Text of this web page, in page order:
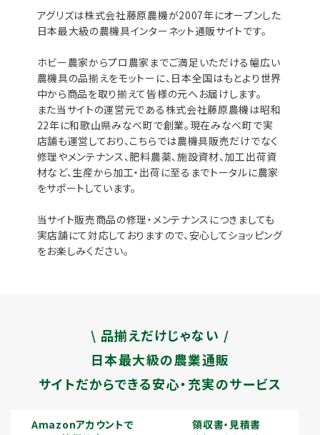
アグリズは株式会社藤原農機が2007年にオープンした
日本最大級の農機具インターネット通販サイトです。
ホビー農家からプロ農家までご満足いただける幅広い
農機具の品揃えをモットーに、日本全国はもとより世界
中から商品を取り揃えて皆様の元へお届けします。
また当サイトの運営元である株式会社藤原農機は昭和
22年に和歌山県みなべ町で創業。現在みなべ町で実
店舗も運営しており、こちらでは農機具販売だけでなく
修理やメンテナンス、肥料農薬、施設資材、加工出荷資
材など、生産から加工・出荷に至るまでトータルに農家
をサポートしています。
当サイト販売商品の修理・メンテナンスにつきましても
実店舗にて対応しておりますので、安心してショッピング
をお楽しみください。
\ 品揃えだけじゃない /
日本最大級の農業通販
サイトだからできる安心・充実のサービス
Amazonアカウントで
領収書・見積書